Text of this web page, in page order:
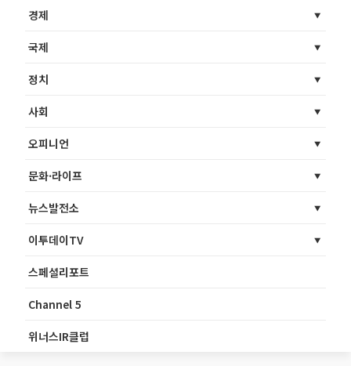
경제
국제
정치
사회
오피니언
문화·라이프
뉴스발전소
이투데이TV
스페셜리포트
Channel 5
위너스IR클럽